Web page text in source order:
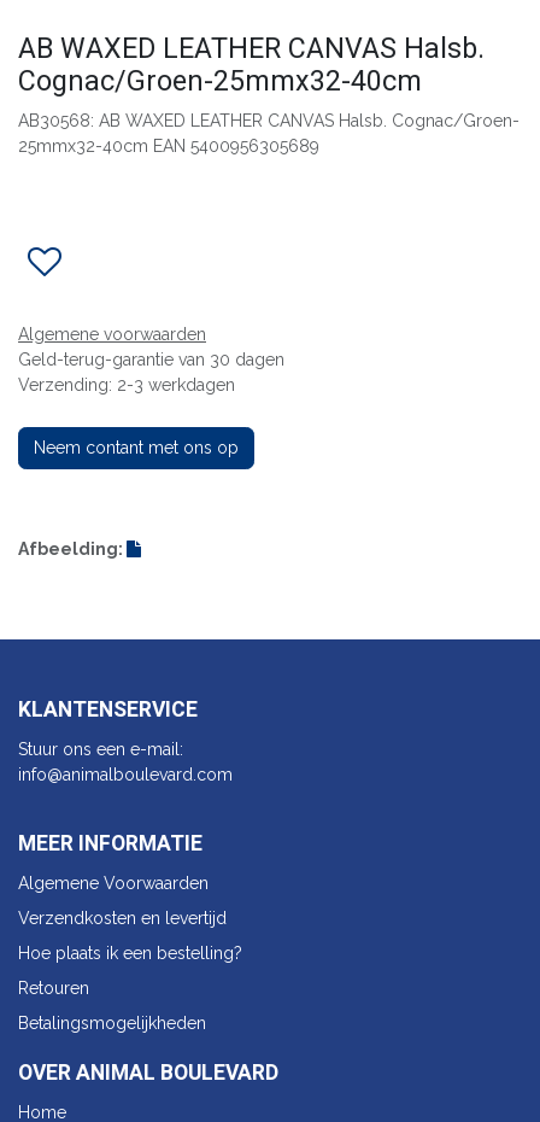
AB WAXED LEATHER CANVAS Halsb.
Cognac/Groen-25mmx32-40cm
AB30568: AB WAXED LEATHER CANVAS Halsb. Cognac/Groen-
25mmx32-40cm EAN 5400956305689
Algemene voorwaarden
Geld-terug-garantie van 30 dagen
Verzending: 2-3 werkdagen
Neem contant met ons op
Afbeelding:
KLANTENSERVICE
Stuur ons een e-mail:
info@animalbo​ulevard.com
MEER INFORMATIE
Algemene Voorwaarden
Verzendkosten en levertijd
Hoe plaats ik een bestelling?
Retouren
Betalingsmogelijkheden
OVER ANIMAL BOULEVARD
Home